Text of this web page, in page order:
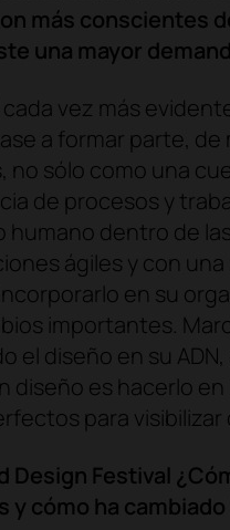
más conscientes
una mayor
cada vez más
a formar parte,
no sólo como una
de procesos y
humano dentro de
ágiles y con
en su
importantes.
el diseño en su
diseño es hacerlo
para
Design Festival
y cómo ha